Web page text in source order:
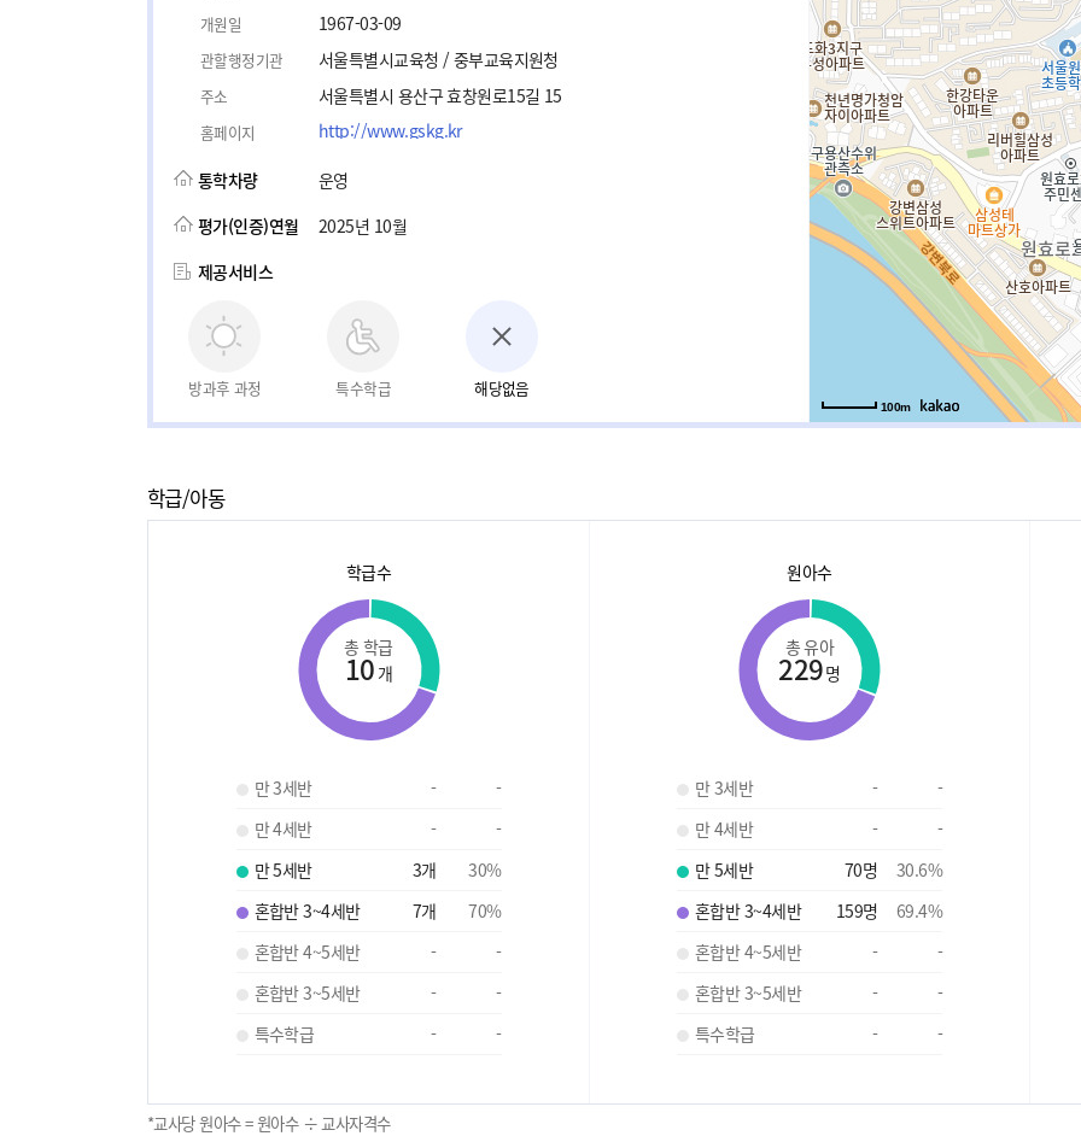
개원일 1967-03-09
관할행정기관 서울특별시교육청 / 중부교육지원청
주소 서울특별시 용산구 효창원로15길 15
홈페이지 http://www.gskg.kr
통학차량
운영
평가(인증)연월
2025년 10월
제공서비스
방과후 과정 특수학급 해당없음
100m
학급/아동
학급수
총 학급
10개
만 3세반 -
-
만 4세반
-
-
만 5세반
3개 30%
혼합반 3~4세반
7개 70%
혼합반 4~5세반
-
-
혼합반 3~5세반
-
-
특수학급
- -
원아수
총 유아
229명
만 3세반 -
-
만 4세반
-
-
만 5세반
70명 30.6%
혼합반 3~4세반
159명 69.4%
혼합반 4~5세반
-
-
혼합반 3~5세반
-
-
특수학급
- -
*교사당 원아수 = 원아수 ÷ 교사자격수